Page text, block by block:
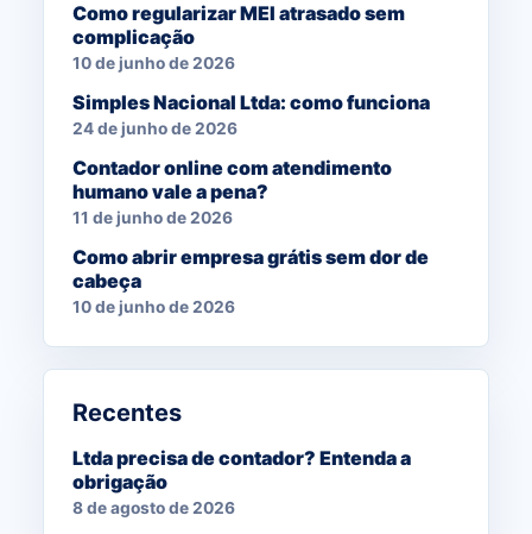
Como regularizar MEI atrasado sem
complicação
10 de junho de 2026
Simples Nacional Ltda: como funciona
24 de junho de 2026
Contador online com atendimento
humano vale a pena?
11 de junho de 2026
Como abrir empresa grátis sem dor de
cabeça
10 de junho de 2026
Recentes
Ltda precisa de contador? Entenda a
obrigação
8 de agosto de 2026